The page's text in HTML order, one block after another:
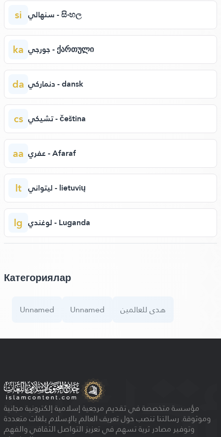
si سنهالي - සිංහල
ka جورجي - ქართული
da دنماركي - dansk
cs تشيكي - čeština
aa عفري - Afaraf
lt ليتواني - lietuvių
lg لوغندي - Luganda
Категориялар
Unnamed Unnamed هدى للعالمين
مؤسسة متخصصة في تقديم مرجعية إسلامية إلكترونية مجانية
وموثوقة. رسالتنا تنصب حول تعريف العالم بالإسلام بلغات متعددة
وتوفير مصادر ثرية تسهم في تعزيز التواصل الثقافي والفهم